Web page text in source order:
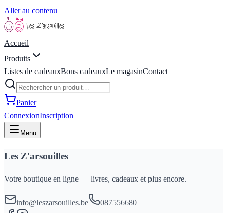
Aller au contenu
Accueil
Produits
Listes de cadeauxBons cadeauxLe magasinContact
Panier
ConnexionInscription
Menu
Les Z'arsouilles
Votre boutique en ligne — livres, cadeaux et plus encore.
info@leszarsouilles.be 087556680